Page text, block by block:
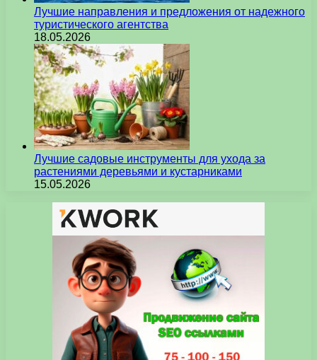
Лучшие направления и предложения от надежного
туристического агентства
18.05.2026
Лучшие садовые инструменты для ухода за
растениями деревьями и кустарниками
15.05.2026